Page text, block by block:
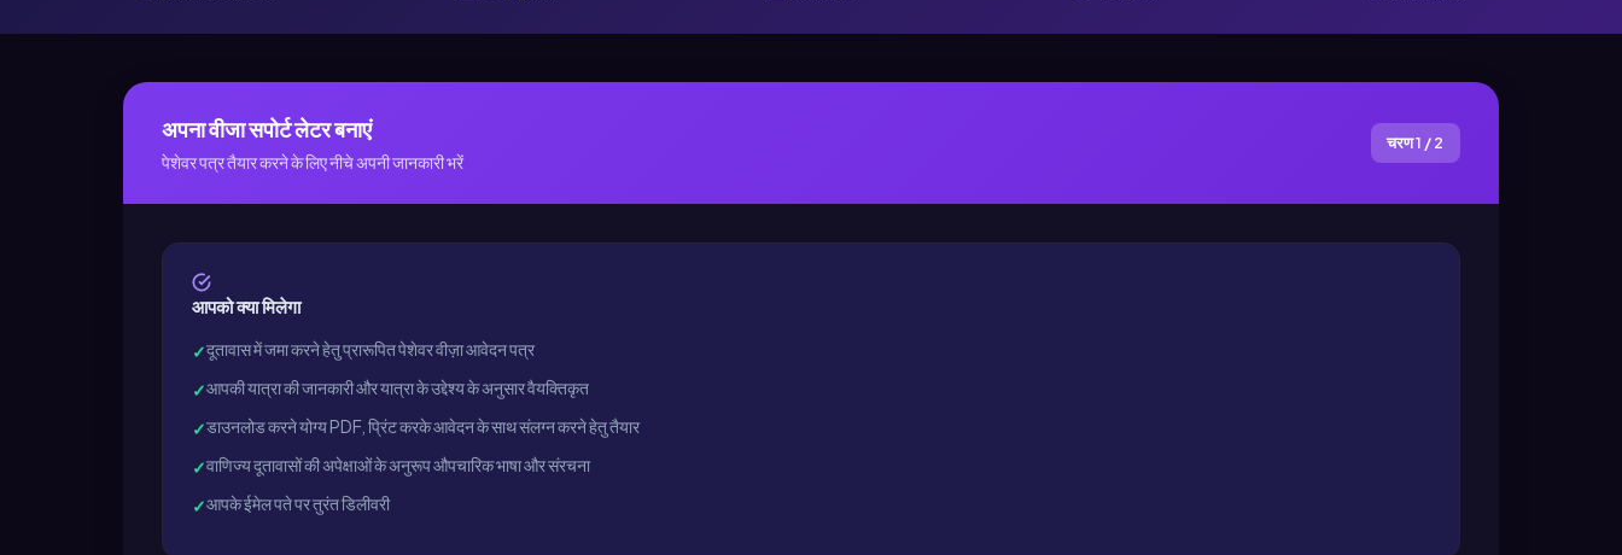
अपना वीजा सपोर्ट लेटर बनाएं
पेशेवर पत्र तैयार करने के लिए नीचे अपनी जानकारी भरें
चरण 1 / 2
आपको क्या मिलेगा
✓दूतावास में जमा करने हेतु प्रारूपित पेशेवर वीज़ा आवेदन पत्र
✓आपकी यात्रा की जानकारी और यात्रा के उद्देश्य के अनुसार वैयक्तिकृत
✓डाउनलोड करने योग्य PDF, प्रिंट करके आवेदन के साथ संलग्न करने हेतु तैयार
✓वाणिज्य दूतावासों की अपेक्षाओं के अनुरूप औपचारिक भाषा और संरचना
✓आपके ईमेल पते पर तुरंत डिलीवरी